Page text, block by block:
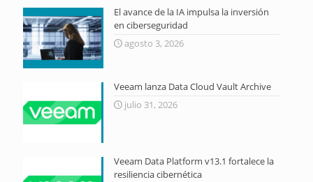
El avance de la IA impulsa la inversión
en ciberseguridad
agosto 3, 2026
Veeam lanza Data Cloud Vault Archive
julio 31, 2026
Veeam Data Platform v13.1 fortalece la
resiliencia cibernética